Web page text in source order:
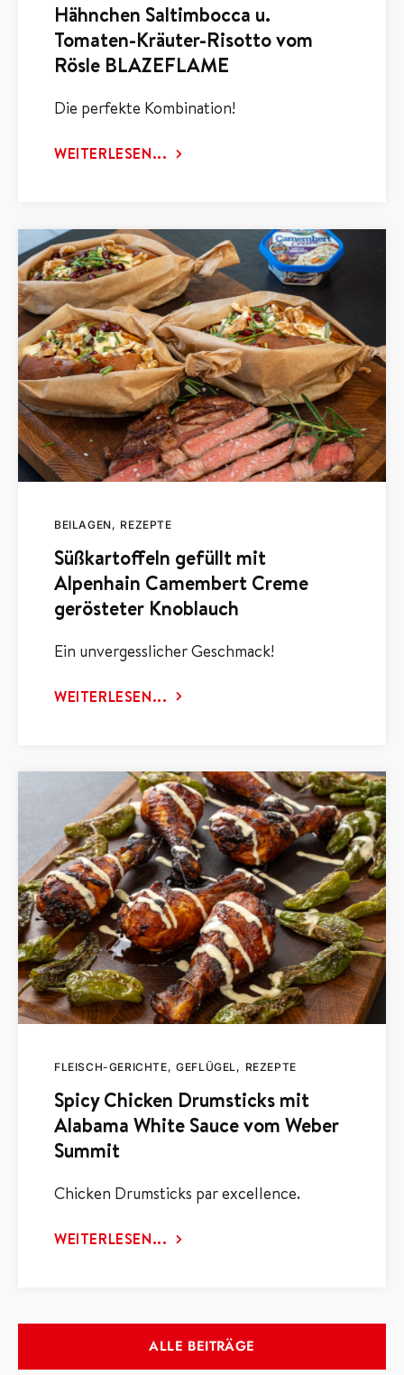
Hähnchen Saltimbocca u.
Tomaten-Kräuter-Risotto vom
Rösle BLAZEFLAME
Die perfekte Kombination!
WEITERLESEN...
BEILAGEN REZEPTE
Süßkartoffeln gefüllt mit
Alpenhain Camembert Creme
gerösteter Knoblauch
Ein unvergesslicher Geschmack!
WEITERLESEN...
FLEISCH-GERICHTE GEFLÜGEL REZEPTE
Spicy Chicken Drumsticks mit
Alabama White Sauce vom Weber
Summit
Chicken Drumsticks par excellence.
WEITERLESEN...
ALLE BEITRÄGE